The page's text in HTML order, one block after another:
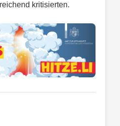
kritisierten.